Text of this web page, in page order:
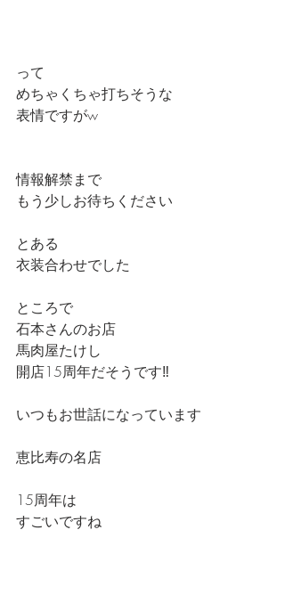
って
めちゃくちゃ打ちそうな
表情ですがw
情報解禁まで
もう少しお待ちください
とある
衣装合わせでした
ところで
石本さんのお店
馬肉屋たけし
開店15周年だそうです‼️
いつもお世話になっています
恵比寿の名店
15周年は
すごいですね